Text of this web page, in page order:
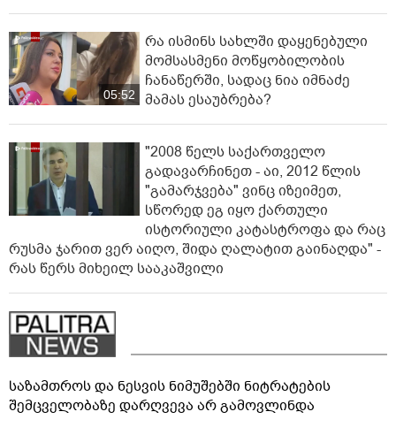
05:52
რა ისმინს სახლში დაყენებული
მომსასმენი მოწყობილობის
ჩანაწერში, სადაც ნია იმნაძე
მამას ესაუბრება?
"2008 წელს საქართველო
გადავარჩინეთ - აი, 2012 წლის
"გამარჯვება" ვინც იზეიმეთ,
სწორედ ეგ იყო ქართული
ისტორიული კატასტროფა და რაც
რუსმა ჯარით ვერ აიღო, შიდა ღალატით გაინაღდა" -
რას წერს მიხეილ სააკაშვილი
საზამთროს და ნესვის ნიმუშებში ნიტრატების
შემცველობაზე დარღვევა არ გამოვლინდა